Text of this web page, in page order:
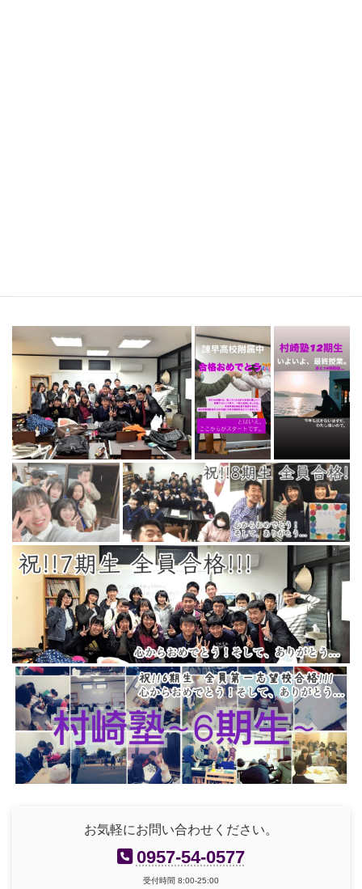
お気軽にお問い合わせください。
0957-54-0577
受付時間 8:00-25:00